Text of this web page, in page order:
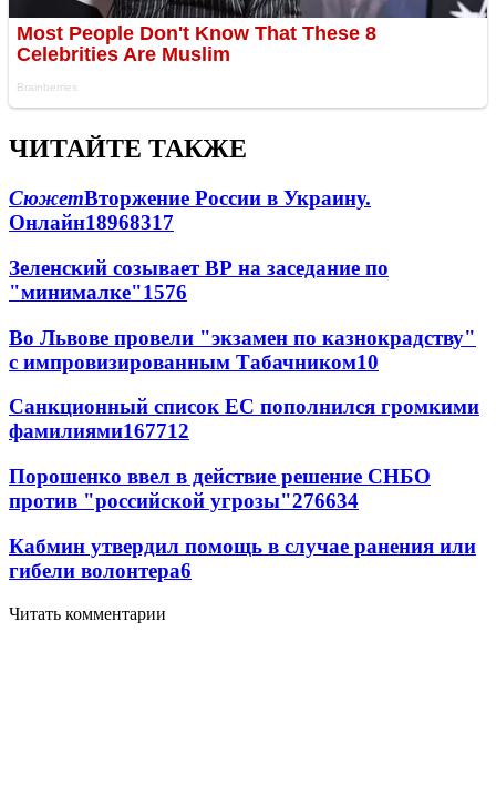
ЧИТАЙТЕ ТАКЖЕ
СюжетВторжение России в Украину.
Онлайн18968317
Зеленский созывает ВР на заседание по
"минималке"1576
Во Львове провели "экзамен по казнокрадству"
с импровизированным Табачником10
Санкционный список ЕС пополнился громкими
фамилиями167712
Порошенко ввел в действие решение СНБО
против "российской угрозы"276634
Кабмин утвердил помощь в случае ранения или
гибели волонтера6
Читать комментарии